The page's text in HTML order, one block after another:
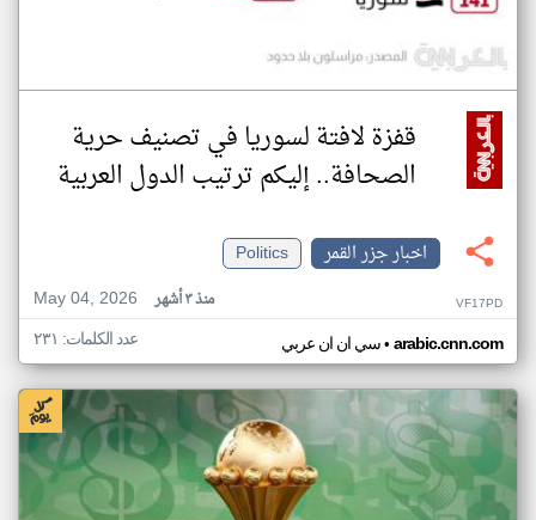
قفزة لافتة لسوريا في تصنيف حرية
الصحافة.. إليكم ترتيب الدول العربية
اخبار جزر القمر
Politics
May 04, 2026
منذ ٣ أشهر VF17PD
سي ان ان عربي• arabic.cnn.com عدد الكلمات: ٢٣١